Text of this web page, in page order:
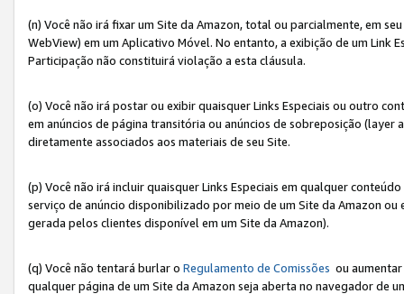
(n) Você não irá fixar um Site da Amazon, total ou parcialmente, em
WebView) em um Aplicativo Móvel. No entanto, a exibição de um Link
Participação não constituirá violação a esta cláusula.
(o) Você não irá postar ou exibir quaisquer Links Especiais ou outro
em anúncios de página transitória ou anúncios de sobreposição
diretamente associados aos materiais de seu Site.
(p) Você não irá incluir quaisquer Links Especiais em qualquer
serviço de anúncio disponibilizado por meio de um Site da Amazon
gerada pelos clientes disponível em um Site da Amazon).
(q) Você não tentará burlar o Regulamento de Comissões ou
qualquer página de um Site da Amazon seja aberta no navegador de